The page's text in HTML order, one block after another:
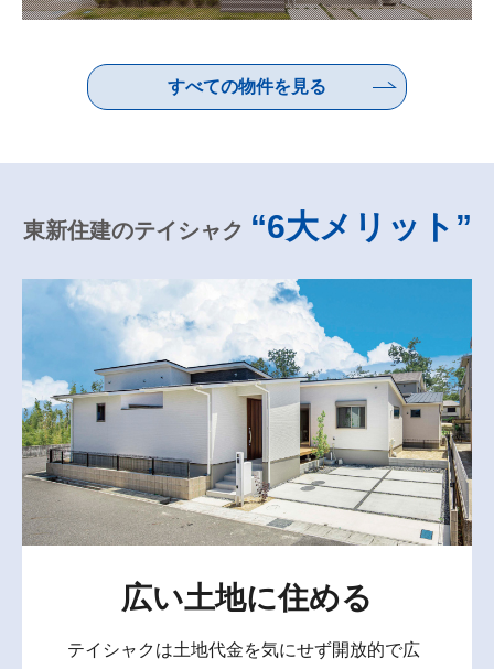
すべての物件を見る
東新住建のテイシャク “6大メリット”
広い土地に住める
テイシャクは土地代金を気にせず開放的で広